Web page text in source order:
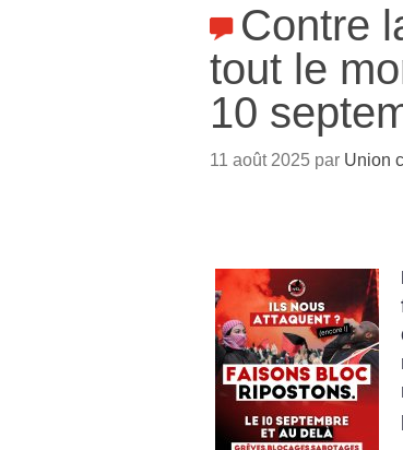
Contre
tout le
10
11 août 2025 par Union